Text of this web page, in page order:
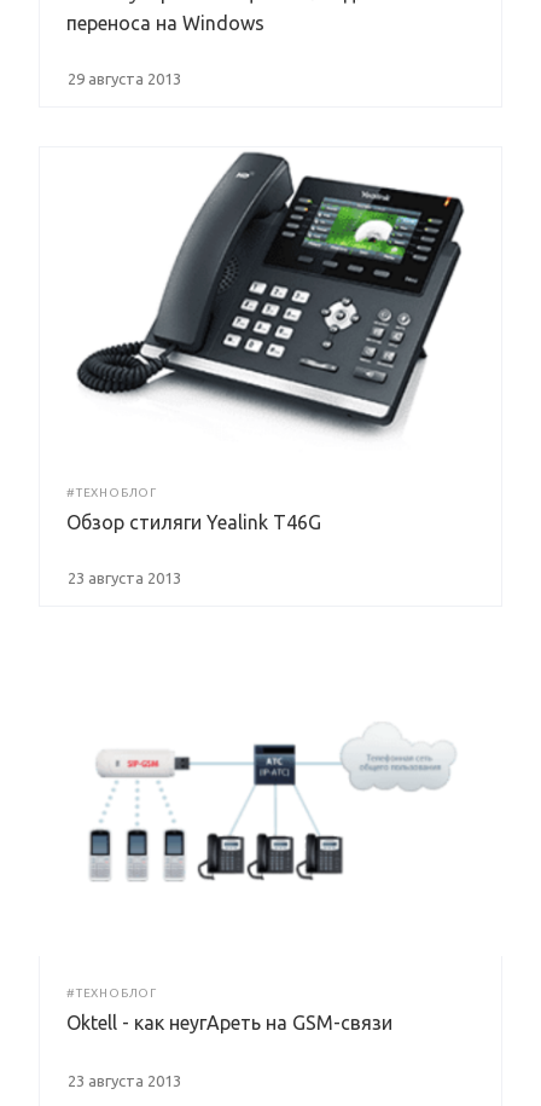
переноса на Windows
29 августа 2013
#ТЕХНОБЛОГ
Обзор стиляги Yealink T46G
23 августа 2013
#ТЕХНОБЛОГ
Oktell - как неугАреть на GSM-связи
23 августа 2013